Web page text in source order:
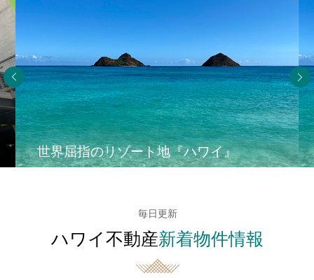
世界屈指のリゾート地『ハワイ』
毎日更新
ハワイ不動産新着物件情報